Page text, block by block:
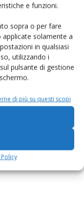
e funzioni.
sopra o per fare
solamente a
in qualsiasi
utilizzando i
pulsante di gestione
di più su questi scopi
o un